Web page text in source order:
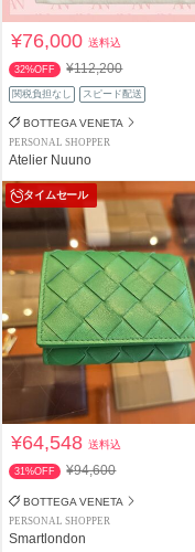
¥76,000送料込
32%OFF ¥112,200
関税負担なし スピード配送
BOTTEGA VENETA
PERSONAL SHOPPER
Atelier Nuuno
タイムセール
¥64,548送料込
31%OFF ¥94,600
BOTTEGA VENETA
PERSONAL SHOPPER
Smartlondon